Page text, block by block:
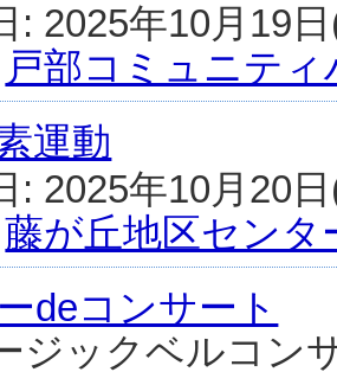
戸部コミュニテ
運動
藤が丘地区センタ
deコンサート
ジックベルコン